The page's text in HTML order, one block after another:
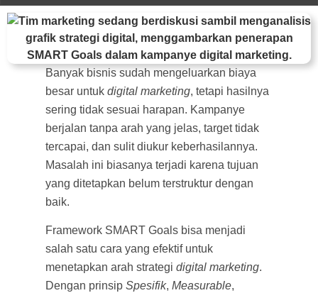
Banyak bisnis sudah mengeluarkan biaya
besar untuk digital marketing, tetapi hasilnya
sering tidak sesuai harapan. Kampanye
berjalan tanpa arah yang jelas, target tidak
tercapai, dan sulit diukur keberhasilannya.
Masalah ini biasanya terjadi karena tujuan
yang ditetapkan belum terstruktur dengan
baik.
Framework SMART Goals bisa menjadi
salah satu cara yang efektif untuk
menetapkan arah strategi digital marketing.
Dengan prinsip Spesifik, Measurable,